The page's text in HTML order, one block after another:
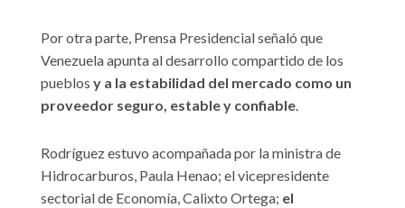
Por otra parte, Prensa Presidencial señaló que
Venezuela apunta al desarrollo compartido de los
pueblos y a la estabilidad del mercado como un
proveedor seguro, estable y confiable.
Rodríguez estuvo acompañada por la ministra de
Hidrocarburos, Paula Henao; el vicepresidente
sectorial de Economía, Calixto Ortega; el